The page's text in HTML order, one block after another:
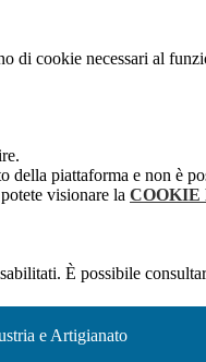
di cookie necessari al
della piattaforma e non è
visionare la COOKIE
È possibile
e Artigianato